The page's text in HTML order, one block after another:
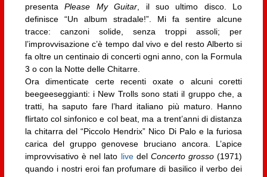
presentaPlease My Guitar, il suo ultimo disco. Lo
definisce “Un album stradale!”. Mi fa sentire alcune
tracce: canzoni solide, senza troppi assoli; per
l’improvvisazione c’è tempo dal vivo e del resto Alberto si
fa oltre un centinaio di concerti ogni anno, con la Formula
3 o con la Notte delle Chitarre.
Ora dimenticate certe recenti oxate o alcuni coretti
beegeeseggianti: i New Trolls sono stati il gruppo che, a
tratti, ha saputo fare l’hard italiano più maturo. Hanno
flirtato col sinfonico e col beat, ma a trent’anni di distanza
la chitarra del “Piccolo Hendrix” Nico Di Palo e la furiosa
carica del gruppo genovese bruciano ancora. L’apice
improvvisativo è nel lato livedel Concerto grosso (1971)
quando i nostri eroi fan profumare di basilico il verbo dei